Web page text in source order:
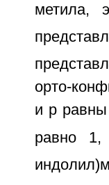
метила,
орто-
и p
равно 1,